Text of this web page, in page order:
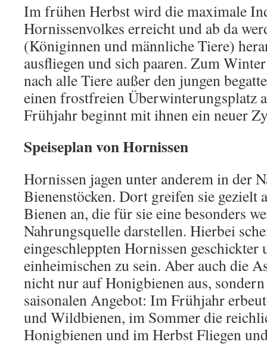
Im frühen Herbst wird die maximale
Hornissenvolkes erreicht und ab da
(Königinnen und männliche Tiere)
ausfliegen und sich paaren. Zum
nach alle Tiere außer den jungen
einen frostfreien Überwinterungsplatz
Frühjahr beginnt mit ihnen ein neuer
Speiseplan von Hornissen
Hornissen jagen unter anderem in der
Bienenstöcken. Dort greifen sie gezielt
Bienen an, die für sie eine besonders
Nahrungsquelle darstellen. Hierbei
eingeschleppten Hornissen geschickter
einheimischen zu sein. Aber auch die
nicht nur auf Honigbienen aus,
saisonalen Angebot: Im Frühjahr
und Wildbienen, im Sommer die
Honigbienen und im Herbst Fliegen